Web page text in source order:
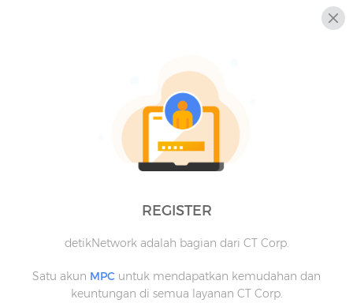
REGISTER
detikNetwork adalah bagian dari CT Corp.
Satu akun MPC untuk mendapatkan kemudahan dan
keuntungan di semua layanan CT Corp.